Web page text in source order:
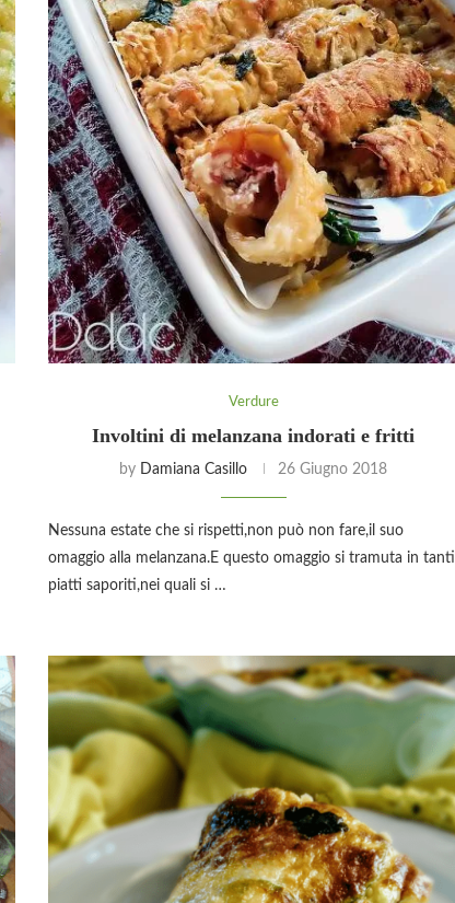
Verdure
Involtini di melanzana indorati e fritti
by Damiana Casillo 26 Giugno 2018
Nessuna estate che si rispetti,non può non fare,il suo
omaggio alla melanzana.E questo omaggio si tramuta in tanti
piatti saporiti,nei quali si …